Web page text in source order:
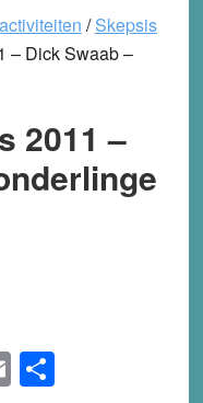
/ Skepsis
– Dick Swaab –
2011 –
EmailShare